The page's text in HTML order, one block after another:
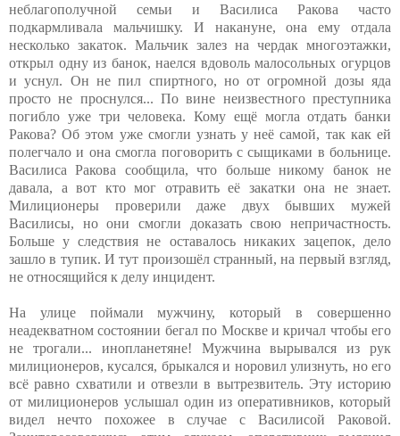
неблагополучной семьи и Василиса Ракова часто
подкармливала мальчишку. И накануне, она ему отдала
несколько закаток. Мальчик залез на чердак многоэтажки,
открыл одну из банок, наелся вдоволь малосольных огурцов
и уснул. Он не пил спиртного, но от огромной дозы яда
просто не проснулся... По вине неизвестного преступника
погибло уже три человека. Кому ещё могла отдать банки
Ракова? Об этом уже смогли узнать у неё самой, так как ей
полегчало и она смогла поговорить с сыщиками в больнице.
Василиса Ракова сообщила, что больше никому банок не
давала, а вот кто мог отравить её закатки она не знает.
Милиционеры проверили даже двух бывших мужей
Василисы, но они смогли доказать свою непричастность.
Больше у следствия не оставалось никаких зацепок, дело
зашло в тупик. И тут произошёл странный, на первый взгляд,
не относящийся к делу инцидент.
На улице поймали мужчину, который в совершенно
неадекватном состоянии бегал по Москве и кричал чтобы его
не трогали... инопланетяне! Мужчина вырывался из рук
милиционеров, кусался, брыкался и норовил улизнуть, но его
всё равно схватили и отвезли в вытрезвитель. Эту историю
от милиционеров услышал один из оперативников, который
видел нечто похожее в случае с Василисой Раковой.